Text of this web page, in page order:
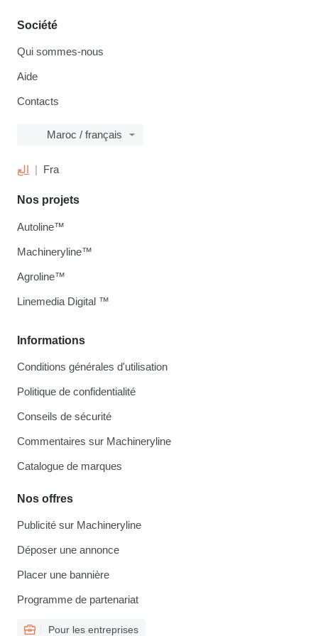
Société
Qui sommes-nous
Aide
Contacts
Maroc / français
الع Fra
Informations
Conditions générales d'utilisation
Politique de confidentialité
Conseils de sécurité
Commentaires sur Machineryline
Catalogue de marques
Nos offres
Publicité sur Machineryline
Déposer une annonce
Placer une bannière
Programme de partenariat
Pour les entreprises
Nos projets
Autoline™
Machineryline™
Agroline™
Linemedia Digital ™